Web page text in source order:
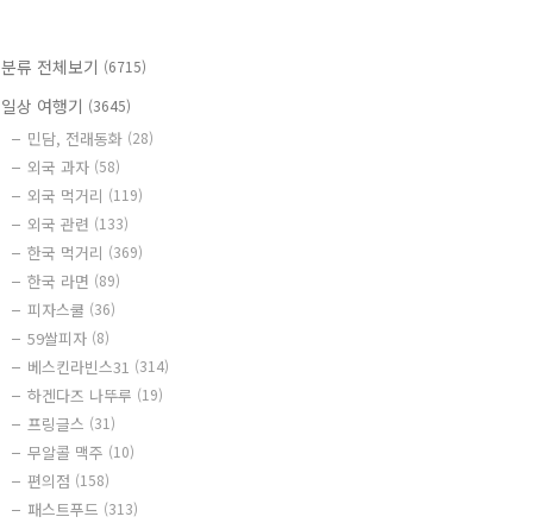
분류 전체보기 (6715)
일상 여행기 (3645)
민담, 전래동화 (28)
외국 과자 (58)
외국 먹거리 (119)
외국 관련 (133)
한국 먹거리 (369)
한국 라면 (89)
피자스쿨 (36)
59쌀피자 (8)
베스킨라빈스31 (314)
하겐다즈 나뚜루 (19)
프링글스 (31)
무알콜 맥주 (10)
편의점 (158)
패스트푸드 (313)